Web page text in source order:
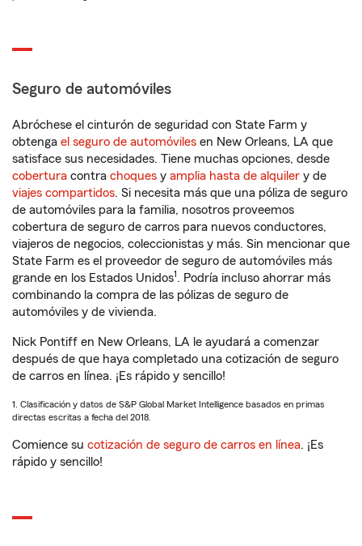
Seguro de automóviles
Abróchese el cinturón de seguridad con State Farm y
obtenga el seguro de automóviles en New Orleans, LA que
satisface sus necesidades. Tiene muchas opciones, desde
cobertura contra choques y amplia hasta de alquiler y de
viajes compartidos. Si necesita más que una póliza de seguro
de automóviles para la familia, nosotros proveemos
cobertura de seguro de carros para nuevos conductores,
viajeros de negocios, coleccionistas y más. Sin mencionar que
State Farm es el proveedor de seguro de automóviles más
grande en los Estados Unidos1 . Podría incluso ahorrar más
combinando la compra de las pólizas de seguro de
automóviles y de vivienda.
Nick Pontiff en New Orleans, LA le ayudará a comenzar
después de que haya completado una cotización de seguro
de carros en línea. ¡Es rápido y sencillo!
1. Clasificación y datos de S&P Global Market Intelligence basados en primas
directas escritas a fecha del 2018.
Comience su cotización de seguro de carros en línea. ¡Es
rápido y sencillo!